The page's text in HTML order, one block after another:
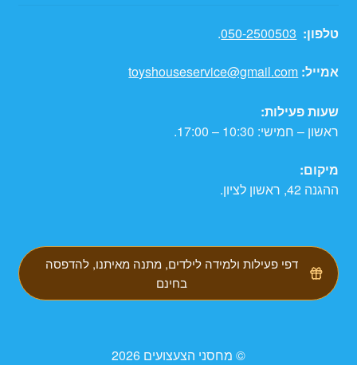
טלפון: 050-2500503
.
אמייל: toyshouseservice@gmail.com
שעות פעילות:
ראשון – חמישי: 10:30 – 17:00.
מיקום:
ההגנה 42, ראשון לציון.
דפי פעילות ולמידה לילדים, מתנה מאיתנו, להדפסה
בחינם
© מחסני הצעצועים 2026